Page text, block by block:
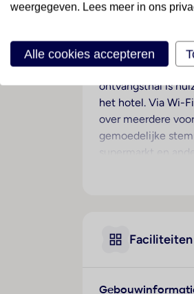
Ligging
Hotelfaciliteiten
In 14 niet-
ontvangsthal is
het hotel. Via Wi-
over meerdere
gemoedelijke
supermarkt en
een fraaie
een fax terFaciliteiten
weergegeven. Lees meer in ons
Alle cookies accepteren